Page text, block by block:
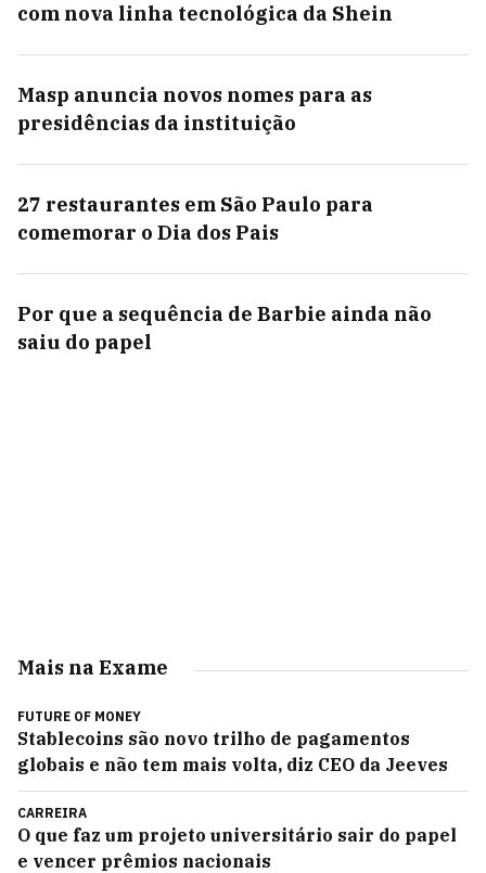
com nova linha tecnológica da Shein
Masp anuncia novos nomes para as
presidências da instituição
27 restaurantes em São Paulo para
comemorar o Dia dos Pais
Por que a sequência de Barbie ainda não
saiu do papel
Mais na Exame
FUTURE OF MONEY
Stablecoins são novo trilho de pagamentos
globais e não tem mais volta, diz CEO da Jeeves
CARREIRA
O que faz um projeto universitário sair do papel
e vencer prêmios nacionais